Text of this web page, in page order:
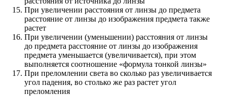
При увеличении расстояния от линзы до предмета
расстояние от линзы до изображения предмета также
растет
При увеличении (уменьшении) расстояния от линзы
до предмета расстояние от линзы до изображения
предмета уменьшается (увеличивается), при этом
выполняется соотношение «формула тонкой линзы»
При преломлении света во сколько раз увеличивается
угол падения, во столько же раз растет угол
преломления